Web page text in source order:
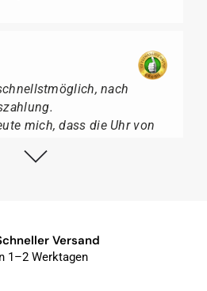
nach
mich, dass die Uhr von
mit der gelben
Arbeit und tollen
empfehlen.
Versand
1–2 Werktagen